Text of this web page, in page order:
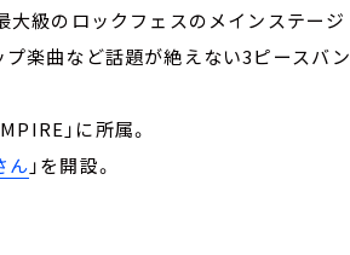
大級のロックフェスのメインステージ
楽曲など話題が絶えない3ピースバン
」に所属。
ん 」を開設。